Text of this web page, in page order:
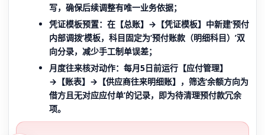
写，确保后续调整有唯一业务依据；
凭证模板预置：在【总账】→【凭证模板】中新建‘预付
内部调拨’模板，科目固定为‘预付账款（明细科目）’双
向分录，减少手工制单误差；
月度往来核对动作：每月5日前运行【应付管理】
→【账表】→【供应商往来明细账】，筛选‘余额方向为
借方且无对应应付单’的记录，即为待清理预付款冗余
项。